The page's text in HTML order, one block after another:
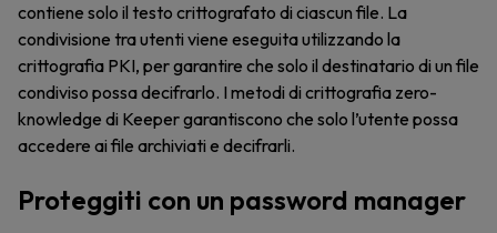
contiene solo il testo crittografato di ciascun file. La
condivisione tra utenti viene eseguita utilizzando la
crittografia PKI, per garantire che solo il destinatario di un file
condiviso possa decifrarlo. I metodi di crittografia zero-
knowledge di Keeper garantiscono che solo l’utente possa
accedere ai file archiviati e decifrarli.
Proteggiti con un password manager